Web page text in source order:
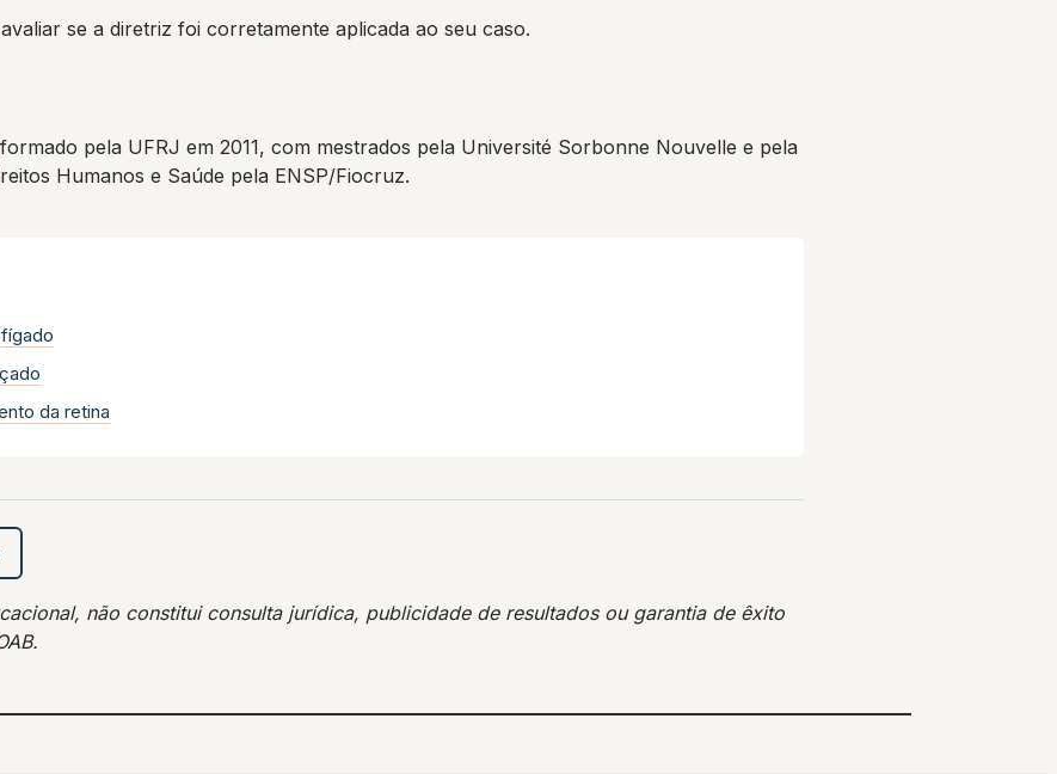
se a diretriz foi corretamente aplicada ao seu caso.
pela UFRJ em 2011, com mestrados pela Université Sorbonne Nouvelle e pela
Humanos e Saúde pela ENSP/Fiocruz.
da retina
não constitui consulta jurídica, publicidade de resultados ou garantia de êxito